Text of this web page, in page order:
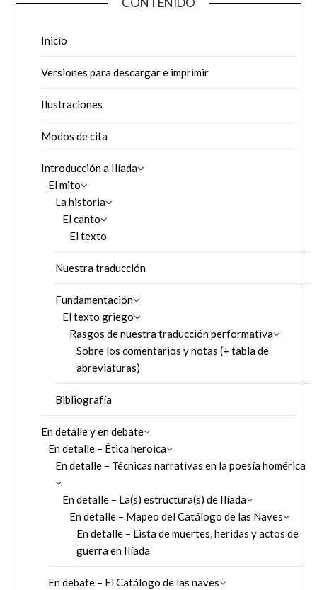
Inicio
Versiones para descargar e imprimir
Ilustraciones
Modos de cita
Introducción a Ilíada
El mito
La historia
El canto
El texto
Nuestra traducción
Fundamentación
El texto griego
Rasgos de nuestra traducción performativa
Sobre los comentarios y notas (+ tabla de
abreviaturas)
Bibliografía
En detalle y en debate
En detalle – Ética heroica
En detalle – Técnicas narrativas en la poesía homérica
En detalle – La(s) estructura(s) de Ilíada
En detalle – Mapeo del Catálogo de las Naves
En detalle – Lista de muertes, heridas y actos de
guerra en Ilíada
En debate – El Catálogo de las naves